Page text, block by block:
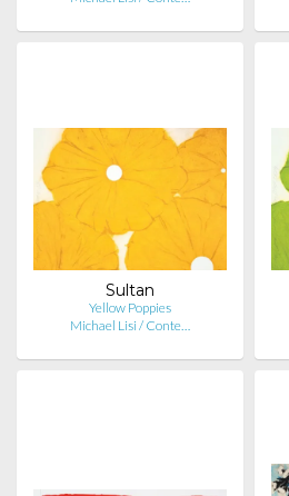
Sultan
Yellow Poppies
Michael Lisi / Conte…